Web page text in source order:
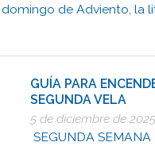
de Adviento, la
GUÍA PARA
SEGUNDA VELA
5 de diciembre de 2025
SEGUNDA SEMANA